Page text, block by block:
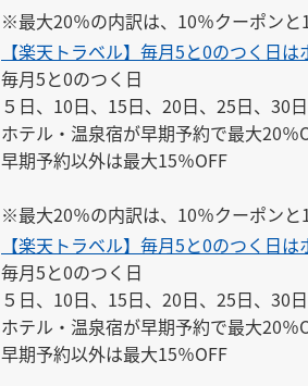
※最大20％の内訳は、10％クーポン
す。
【楽天トラベル】毎月5と0のつく日
毎月5と0のつく日
５日、10日、15日、20日、25日、30
ホテル・温泉宿が早期予約で最大20％
早期予約以外は最大15％OFF
※最大20％の内訳は、10％クーポン
す。
【楽天トラベル】毎月5と0のつく日
毎月5と0のつく日
５日、10日、15日、20日、25日、30
ホテル・温泉宿が早期予約で最大20％
早期予約以外は最大15％OFF